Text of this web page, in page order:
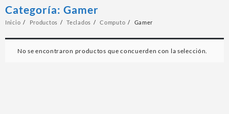
Categoría: Gamer
Inicio Productos Teclados Computo Gamer
No se encontraron productos que concuerden con la selección.